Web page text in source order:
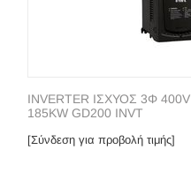
INVERTER ΙΣΧΥΟΣ 3Φ 400V
185KW GD200 INVT
[Σύνδεση για προβολή τιμής]